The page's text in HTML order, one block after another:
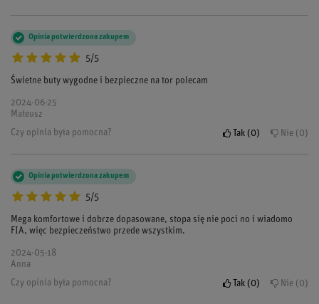
5/5
Opinia potwierdzona zakupem
Świetne buty wygodne i bezpieczne na tor polecam
2024-06-25
Mateusz
Czy opinia była pomocna?
Tak 0 Nie 0
5/5
Opinia potwierdzona zakupem
Mega komfortowe i dobrze dopasowane, stopa się nie poci no i wiadomo
FIA, więc bezpieczeństwo przede wszystkim.
2024-05-18
Anna
Czy opinia była pomocna?
Tak 0 Nie 0